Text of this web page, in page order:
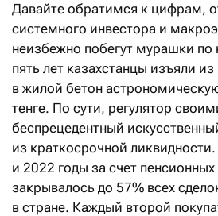
Давайте обратимся к цифрам,
системного инвестора и
неизбежно побегут мурашки по
пять лет казахстанцы изъяли
в жилой бетон
тенге. По сути, регулятор
беспрецедентный
из краткосрочной
и 2022 годы за счет
закрывалось до 57% всех
в стране. Каждый второй